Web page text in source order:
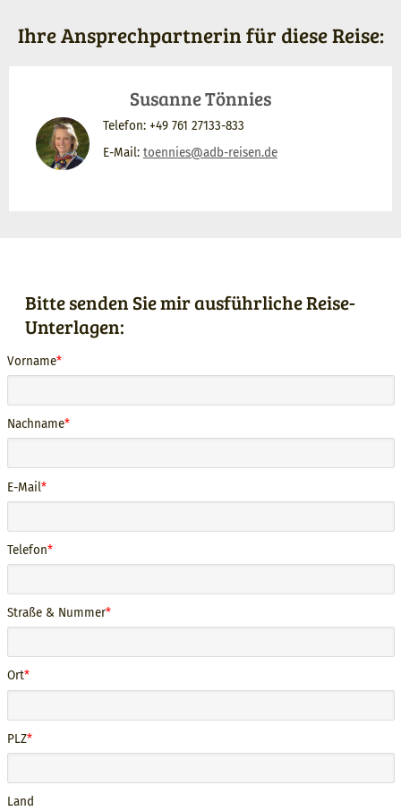
Ihre Ansprechpartnerin für diese Reise:
Susanne Tönnies
Telefon: +49 761 27133-833
E-Mail: toennies@adb-reisen.de
Bitte senden Sie mir ausführliche Reise-
Unterlagen:
Vorname
Nachname
E-Mail
Telefon
Straße & Nummer
Ort
PLZ
Land